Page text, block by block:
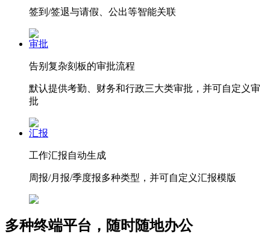
签到/签退与请假、公出等智能关联
审批
告别复杂刻板的审批流程
默认提供考勤、财务和行政三大类审批，并可自定义审
批
汇报
工作汇报自动生成
周报/月报/季度报多种类型，并可自定义汇报模版
多种终端平台，随时随地办公